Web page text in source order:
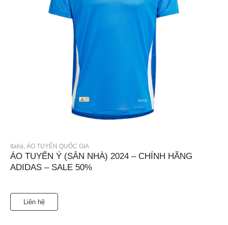
Italia, ÁO TUYỂN QUỐC GIA
ÁO TUYỂN Ý (SÂN NHÀ) 2024 – CHÍNH HÃNG
ADIDAS – SALE 50%
Liên hệ